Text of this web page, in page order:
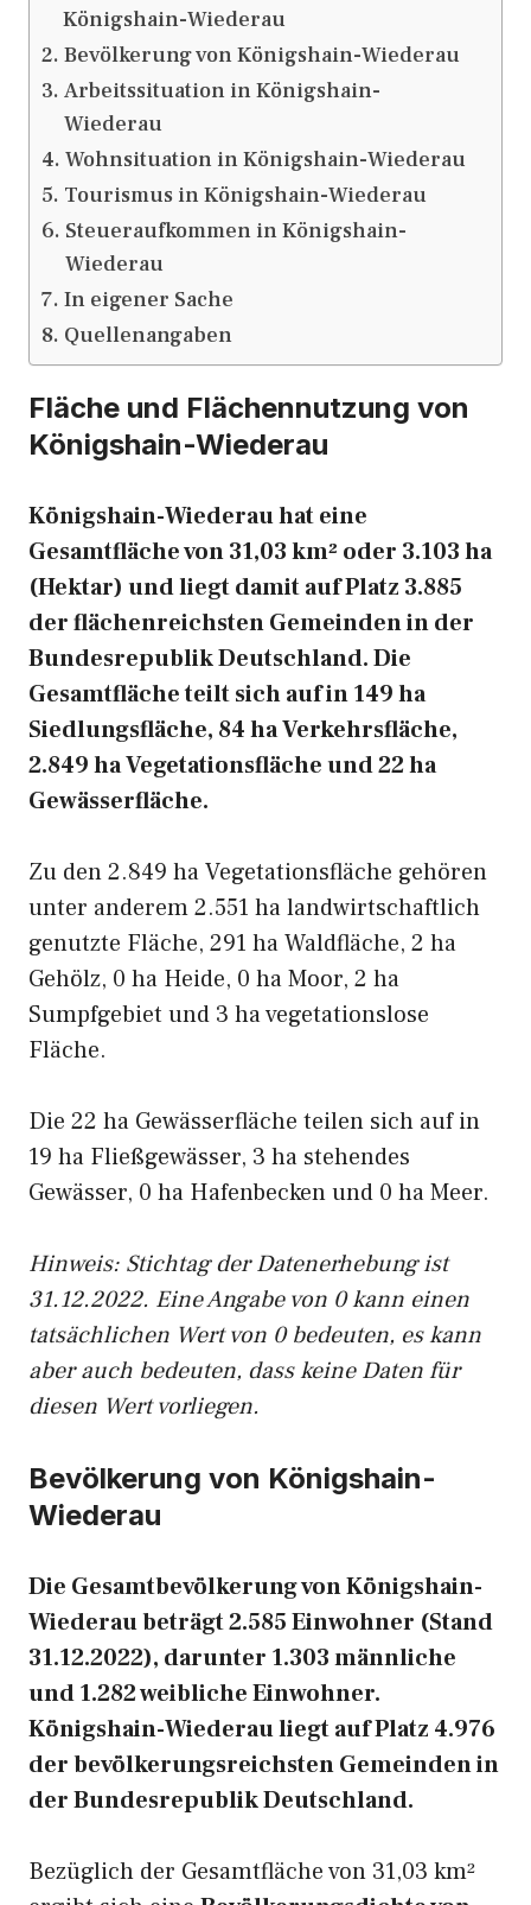
Königshain-Wiederau
Bevölkerung von Königshain-Wiederau
Arbeitssituation in Königshain-
Wiederau
Wohnsituation in Königshain-Wiederau
Tourismus in Königshain-Wiederau
Steueraufkommen in Königshain-
Wiederau
In eigener Sache
Quellenangaben
Fläche und Flächennutzung von
Königshain-Wiederau
Königshain-Wiederau hat eine
Gesamtfläche von 31,03 km² oder 3.103 ha
(Hektar) und liegt damit auf Platz 3.885
der flächenreichsten Gemeinden in der
Bundesrepublik Deutschland. Die
Gesamtfläche teilt sich auf in 149 ha
Siedlungsfläche, 84 ha Verkehrsfläche,
2.849 ha Vegetationsfläche und 22 ha
Gewässerfläche.
Zu den 2.849 ha Vegetationsfläche gehören
unter anderem 2.551 ha landwirtschaftlich
genutzte Fläche, 291 ha Waldfläche, 2 ha
Gehölz, 0 ha Heide, 0 ha Moor, 2 ha
Sumpfgebiet und 3 ha vegetationslose
Fläche.
Die 22 ha Gewässerfläche teilen sich auf in
19 ha Fließgewässer, 3 ha stehendes
Gewässer, 0 ha Hafenbecken und 0 ha Meer.
Hinweis: Stichtag der Datenerhebung ist
31.12.2022. Eine Angabe von 0 kann einen
tatsächlichen Wert von 0 bedeuten, es kann
aber auch bedeuten, dass keine Daten für
diesen Wert vorliegen.
Bevölkerung von Königshain-
Wiederau
Die Gesamtbevölkerung von Königshain-
Wiederau beträgt 2.585 Einwohner (Stand
31.12.2022), darunter 1.303 männliche
und 1.282 weibliche Einwohner.
Königshain-Wiederau liegt auf Platz 4.976
der bevölkerungsreichsten Gemeinden in
der Bundesrepublik Deutschland.
Bezüglich der Gesamtfläche von 31,03 km²